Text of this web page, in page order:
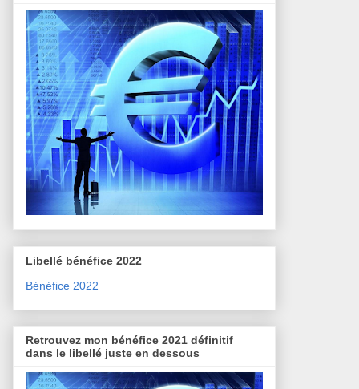
Libellé bénéfice 2022
Bénéfice 2022
Retrouvez mon bénéfice 2021 définitif
dans le libellé juste en dessous